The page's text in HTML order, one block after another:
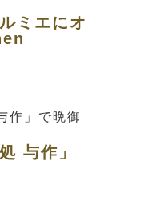
ミエにオ
与作」